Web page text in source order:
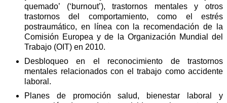
quemado’ (‘burnout’), trastornos mentales y otros
trastornos del comportamiento, como el estrés
postraumático, en línea con la recomendación de la
Comisión Europea y de la Organización Mundial del
Trabajo (OIT) en 2010.
Desbloqueo en el reconocimiento de trastornos
mentales relacionados con el trabajo como accidente
laboral.
Planes de promoción salud, bienestar laboral y